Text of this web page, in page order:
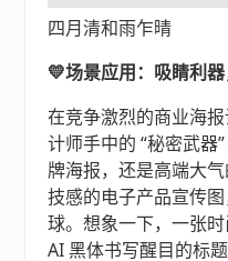
四月清和雨乍晴
💛场景应用：吸睛利
在竞争激烈的商业海
计师手中的 “秘密武器
牌海报，还是高端大
技感的电子产品宣传
球。想象一下，一张
AI 黑体书写醒目的标